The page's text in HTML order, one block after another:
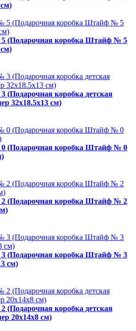
(Подарочная коробка Штайф № 5
(Подарочная коробка детская
32x18.5x13 см)
(Подарочная коробка Штайф № 0
(Подарочная коробка Штайф № 2
(Подарочная коробка Штайф № 3
см)
(Подарочная коробка детская
20x14x8 см)